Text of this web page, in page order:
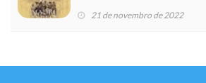
21 de novembro de 2022